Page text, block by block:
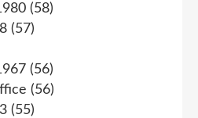
(58)
(57)
(56)
(56)
(55)